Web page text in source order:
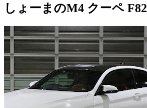
しょーまのM4 クーペ F82